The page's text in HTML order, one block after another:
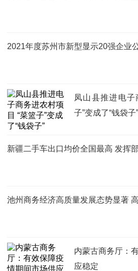
2021年度苏州市新型显示20强企业
凤山县推进电子
子”变成了“钱袋子”
新疆二手车出口均价全国最高 发挥
池州商务经济高质量发展态势显著
内蒙古商务厅：
应稳定